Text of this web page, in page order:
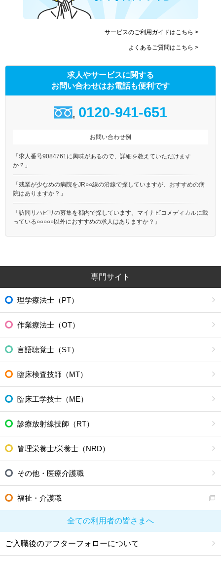
サービスのご利用ガイドはこちら >
よくあるご質問はこちら >
求人やサービスに関する
お問い合わせはお電話も便利です
0120-941-651
お問い合わせ例
「求人番号9084761に興味があるので、詳細を教えていただけます
か？」
「残業が少なめの病院をJR○○線の沿線で探していますが、おすすめの病
院はありますか？」
「訪問リハビリの募集を都内で探しています。マイナビコメディカルに載
っている○○○○○以外におすすめの求人はありますか？」
専門サイト
理学療法士（PT）
作業療法士（OT）
言語聴覚士（ST）
臨床検査技師（MT）
臨床工学技士（ME）
診療放射線技師（RT）
管理栄養士/栄養士（NRD）
その他・医療介護職
福祉・介護職
全ての利用者の皆さまへ
ご入職後のアフターフォローについて